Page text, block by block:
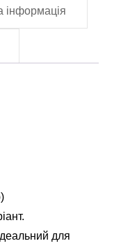
інформація
для